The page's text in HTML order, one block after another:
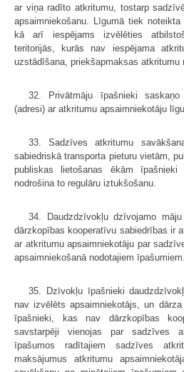
ar viņa radīto atkritumu, tostarp
apsaimniekošanu. Līgumā tiek
kā arī iespējams izvēlēties
teritorijās, kurās nav iespējama
uzstādīšana, priekšapmaksas atkritumu
32. Privātmāju īpašnieki
(adresi) ar atkritumu apsaimniekotāju
33. Sadzīves atkritumu
sabiedriskā transporta pieturu vietām,
publiskas lietošanas ēkām
nodrošina to regulāru iztukšošanu.
34. Daudzdzīvokļu dzīvojamo
dārzkopības kooperatīvu sabiedrības ir
ar atkritumu apsaimniekotāju par
apsaimniekošanā nodotajiem īpašumiem.
35. Dzīvokļu īpašnieki
nav izvēlēts apsaimniekotājs, un
īpašnieki, kas nav dārzkopības
savstarpēji vienojas par sadzīves
īpašumos radītajiem sadzīves
maksājumus atkritumu